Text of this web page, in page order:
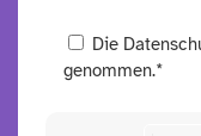
Die
genommen.*